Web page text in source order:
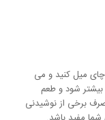
میل کنید و می
بیشتر شود و طعم
برخی از نوشیدنی